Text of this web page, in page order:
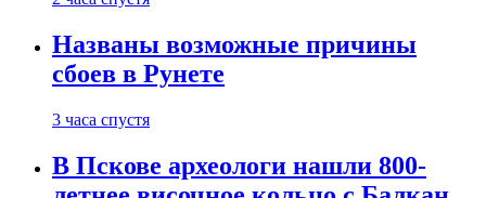
Названы возможные причины
сбоев в Рунете
3 часа спустя
В Пскове археологи нашли 800-